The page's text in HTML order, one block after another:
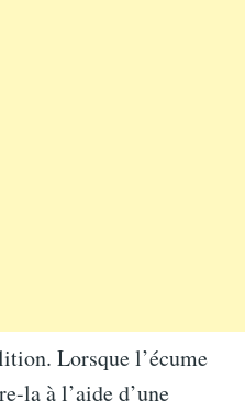
Lorsque l’écume
la à l’aide d’une